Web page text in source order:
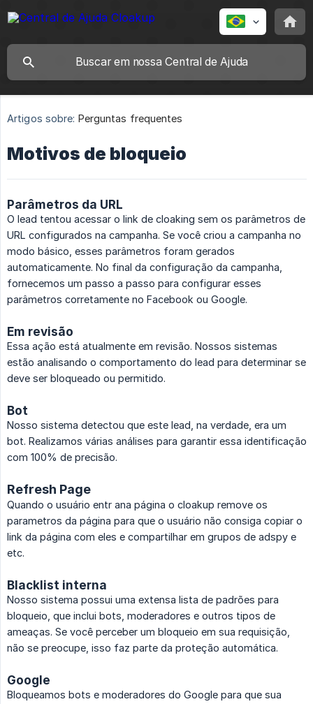
Artigos sobre: Perguntas frequentes
Motivos de bloqueio
Parâmetros da URL
O lead tentou acessar o link de cloaking sem os parâmetros de
URL configurados na campanha. Se você criou a campanha no
modo básico, esses parâmetros foram gerados
automaticamente. No final da configuração da campanha,
fornecemos um passo a passo para configurar esses
parâmetros corretamente no Facebook ou Google.
Em revisão
Essa ação está atualmente em revisão. Nossos sistemas
estão analisando o comportamento do lead para determinar se
deve ser bloqueado ou permitido.
Bot
Nosso sistema detectou que este lead, na verdade, era um
bot. Realizamos várias análises para garantir essa identificação
com 100% de precisão.
Refresh Page
Quando o usuário entr ana página o cloakup remove os
parametros da página para que o usuário não consiga copiar o
link da página com eles e compartilhar em grupos de adspy e
etc.
Blacklist interna
Nosso sistema possui uma extensa lista de padrões para
bloqueio, que inclui bots, moderadores e outros tipos de
ameaças. Se você perceber um bloqueio em sua requisição,
não se preocupe, isso faz parte da proteção automática.
Google
Bloqueamos bots e moderadores do Google para que sua